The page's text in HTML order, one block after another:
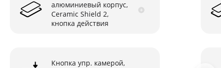
алюминиевый корпус,
Ceramic Shield 2,
кнопка действия
Кнопка упр. камерой,